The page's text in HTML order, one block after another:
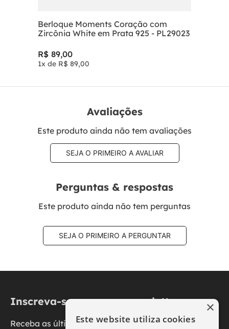
Berloque Moments Coração com
Zircônia White em Prata 925 - PL29023
R$ 89,00
1x de R$ 89,00
Avaliações
Este produto ainda não tem avaliações
SEJA O PRIMEIRO A AVALIAR
Perguntas & respostas
Este produto ainda não tem perguntas
SEJA O PRIMEIRO A PERGUNTAR
Inscreva-se na nossa newsletter
Receba as últimas novidades, promoções e
Este website utiliza cookies
×